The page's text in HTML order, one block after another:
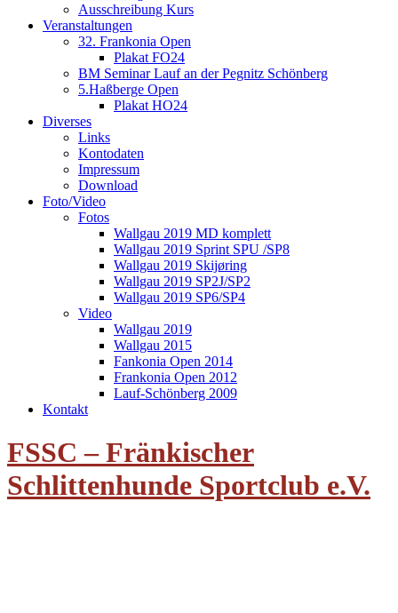
Ausschreibung Kurs
Veranstaltungen
32. Frankonia Open
Plakat FO24
BM Seminar Lauf an der Pegnitz Schönberg
5.Haßberge Open
Plakat HO24
Diverses
Links
Kontodaten
Impressum
Download
Foto/Video
Fotos
Wallgau 2019 MD komplett
Wallgau 2019 Sprint SPU /SP8
Wallgau 2019 Skijøring
Wallgau 2019 SP2J/SP2
Wallgau 2019 SP6/SP4
Video
Wallgau 2019
Wallgau 2015
Fankonia Open 2014
Frankonia Open 2012
Lauf-Schönberg 2009
Kontakt
FSSC – Fränkischer
Schlittenhunde Sportclub e.V.